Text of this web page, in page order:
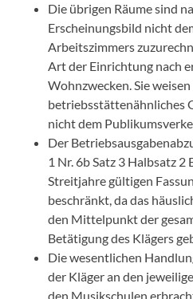
Die übrigen Räume sind
Erscheinungsbild nicht
Arbeitszimmers
Art der Einrichtung nach
Wohnzwecken. Sie
betriebsstättenähnliches
nicht dem
Der
1 Nr. 6b Satz 3 Halbsatz 2
Streitjahre gültigen
beschränkt, da das
den Mittelpunkt der
Betätigung des Klägers
Die wesentlichen
der Kläger an den
den Musikschulen